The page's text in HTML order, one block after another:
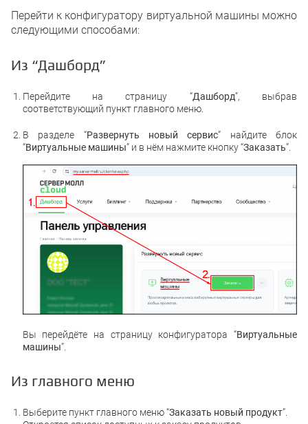
Перейти к конфигуратору виртуальной машины можно
следующими способами:
Из “Дашборд”
Перейдите на страницу “Дашборд”, выбрав
соответствующий пункт главного меню.
В разделе “Развернуть новый сервис” найдите блок
“Виртуальные машины” и в нём нажмите кнопку “Заказать”.
Вы перейдёте на страницу конфигуратора “Виртуальные
машины”.
Из главного меню
Выберите пункт главного меню “Заказать новый продукт”.